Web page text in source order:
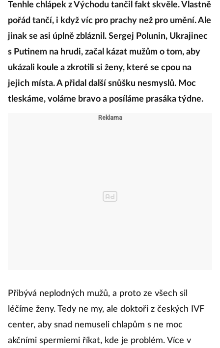
red1
25. ledna 2019 · 07:00
Tenhle chlápek z Východu tančil fakt skvěle. Vlastně
pořád tančí, i když víc pro prachy než pro umění. Ale
jinak se asi úplně zbláznil. Sergej Polunin, Ukrajinec
s Putinem na hrudi, začal kázat mužům o tom, aby
Přibývá neplodných mužů, a proto ze všech sil